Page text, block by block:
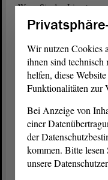
Wenn Sie den
Archiv schauen. Das ist
Landtags-Sitzungen
Videos rund um die Uhr
Zum Landtags-Archiv
Außerdem gibt es jede
Internetseite. Sie
Abgeordneten im
der Landtagspräsident?
Beschwerden)
Leichter Sprache.
Wir nutzen Cookies
ihnen sind technisch
helfen, diese
Funktionalitäten zur
Bei Anzeige von
einer
der
kommen. Bitte
unsere